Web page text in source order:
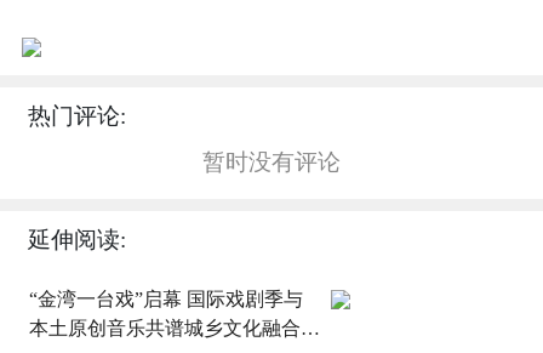
热门评论:
暂时没有评论
延伸阅读:
“金湾一台戏”启幕 国际戏剧季与
本土原创音乐共谱城乡文化融合新